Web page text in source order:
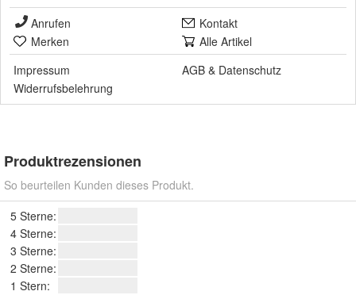
Anrufen
Kontakt
Merken
Alle Artikel
Impressum
AGB & Datenschutz
Widerrufsbelehrung
Produktrezensionen
So beurteilen Kunden dieses Produkt.
5 Sterne:
4 Sterne:
3 Sterne:
2 Sterne:
1 Stern: